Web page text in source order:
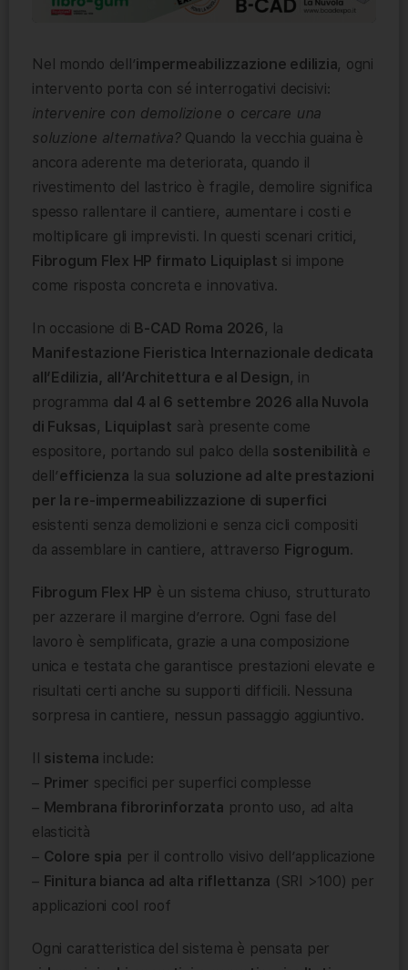
Nel mondo dell’impermeabilizzazione edilizia, ogni
intervento porta con sé interrogativi decisivi:
intervenire con demolizione o cercare una
soluzione alternativa?Quando la vecchia guaina è
ancora aderente ma deteriorata, quando il
rivestimento del lastrico è fragile, demolire significa
spesso rallentare il cantiere, aumentare i costi e
moltiplicare gli imprevisti. In questi scenari critici,
Fibrogum Flex HP firmato Liquiplast si impone
come risposta concreta e innovativa.
In occasione di B-CAD Roma 2026, la
Manifestazione Fieristica Internazionale dedicata
all’Edilizia, all’Architettura e al Design, in
programma dal 4 al 6 settembre 2026 alla Nuvola
di Fuksas, Liquiplast sarà presente come
espositore, portando sul palco della sostenibilità e
dell’efficienza la sua soluzione ad alte prestazioni
per la re-impermeabilizzazione di superfici
esistenti senza demolizioni e senza cicli compositi
da assemblare in cantiere, attraverso Figrogum.
Fibrogum Flex HP è un sistema chiuso, strutturato
per azzerare il margine d’errore. Ogni fase del
lavoro è semplificata, grazie a una composizione
unica e testata che garantisce prestazioni elevate e
risultati certi anche su supporti difficili. Nessuna
sorpresa in cantiere, nessun passaggio aggiuntivo.
sistema include:
– Primer specifici per superfici complesse
– Membrana fibrorinforzata pronto uso, ad alta
elasticità
– Colore spia per il controllo visivo dell’applicazione
– Finitura bianca ad alta riflettanza (SRI >100) per
applicazioni cool roof
Ogni caratteristica del sistema è pensata per